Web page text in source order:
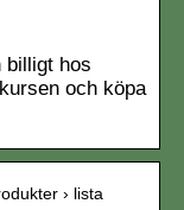
billigt hos
och köpa
› lista